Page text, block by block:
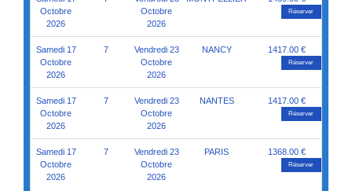
Octobre
2026
Octobre
2026
Réserver
Samedi 17
Octobre
2026
7
Vendredi 23
Octobre
2026
NANCY 1417.00 €
Réserver
Samedi 17
Octobre
2026
7
Vendredi 23
Octobre
2026
NANTES 1417.00 €
Réserver
Samedi 17
Octobre
2026
7
Vendredi 23
Octobre
2026
PARIS 1368.00 €
Réserver